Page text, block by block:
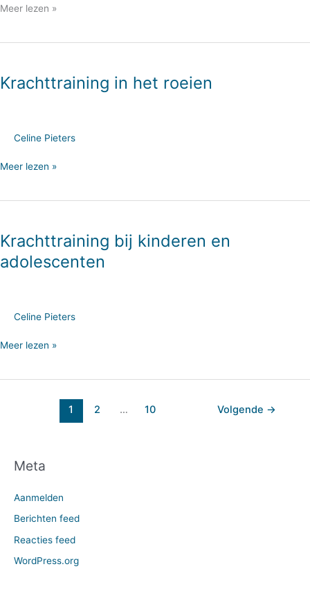
Meer lezen »
Krachttraining in het roeien
Celine Pieters
het
Meer lezen »
Krachttraining bij kinderen en
adolescenten
Celine Pieters
kinderen
adolescenten
Meer lezen »
1 2 … 10 Volgende →
Meta
Aanmelden
Berichten feed
Reacties feed
WordPress.org